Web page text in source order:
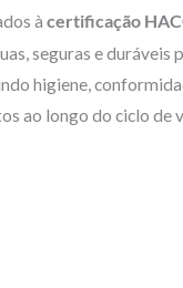
à certificação
seguras e duráveis
higiene,
ao longo do ciclo de